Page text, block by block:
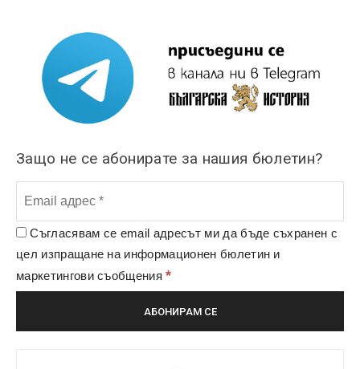
Защо не се абонирате за нашия бюлетин?
Съгласявам се email адресът ми да бъде съхранен с
цел изпращане на информационен бюлетин и
маркетингови съобщения*